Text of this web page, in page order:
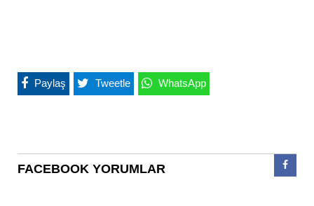
Paylaş Tweetle WhatsApp
FACEBOOK YORUMLAR